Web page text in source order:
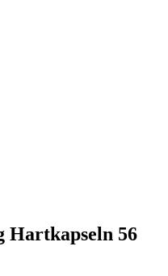
Hartkapseln 56